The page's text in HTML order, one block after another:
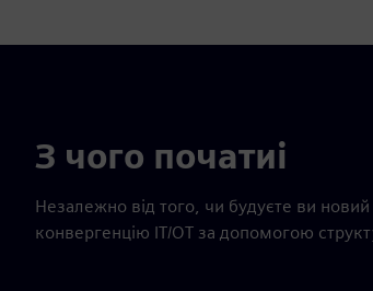
З чого початиі
Незалежно від того, чи будуєте ви
конвергенцію IT/OT за допомогою